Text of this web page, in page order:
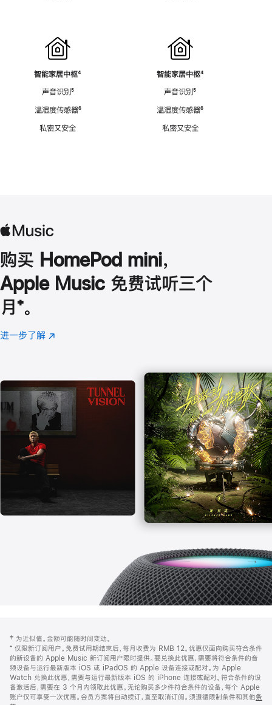
智能家居中枢脚
⁴
声音识别脚
⁵
温湿度传感器脚
⁶
私密又安全
智能家居中枢脚
⁴
声音识别脚
⁵
温湿度传感器脚
⁶
私密又安全
购买 HomePod mini，
Apple Music 免费试听三个
月 脚
注
⁺。
进一步了解 Apple
(在
口
中
打
开)
页
页
脚
注
‡ 为近似值。金额可能随时间变动。
⁺ 仅限新订阅用户。免费试用期结束后，每月收费为 RMB 12。优惠仅面向购买符合条件
的新设备的 Apple Music 新订阅用户限时提供。要兑换此优惠，需要将符合条件的音
频设备与运行最新版本 iOS 或 iPadOS 的 Apple 设备连接或配对。为 Apple
Watch 兑换此优惠，需要与运行最新版本 iOS 的 iPhone 连接或配对。符合条件的设
备激活后，需要在 3 个月内领取此优惠。无论购买多少件符合条件的设备，每个 Apple
账户仅可享受一次优惠。会员方案将自动续订，直至取消订阅。须遵循限制条件和其他条